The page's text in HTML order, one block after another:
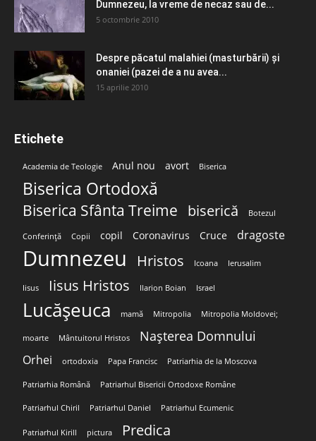
Dumnezeu, la vreme de necaz sau de...
5 octombrie 2010
Despre păcatul malahiei (masturbării) şi
onaniei (pazei de a nu avea...
15 aprilie 2010
Etichete
Academia de Teologie Anul nou avort Biserica
Biserica Ortodoxă
Biserica Sfânta Treime biserică Botezul
Conferință Copii copil Coronavirus Cruce dragoste
Dumnezeu Hristos Icoana Ierusalim
Iisus Iisus Hristos Ilarion Boian Israel
Lucășeuca mamă Mitropolia Mitropolia Moldovei;
moarte Mântuitorul Hristos Nașterea Domnului
Orhei ortodoxia Papa Francisc Patriarhia de la Moscova
Patriarhia Română Patriarhul Bisericii Ortodoxe Române
Patriarhul Chiril Patriarhul Daniel Patriarhul Ecumenic
Patriarhul Kirill pictura Predica